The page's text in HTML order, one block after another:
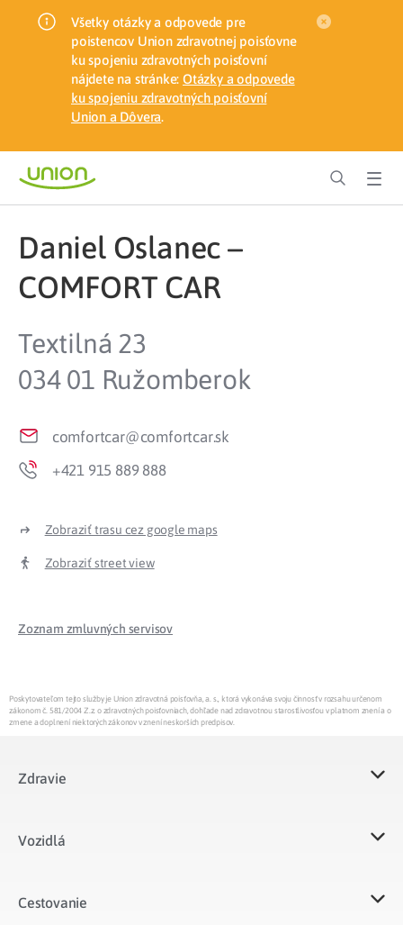
Všetky otázky a odpovede pre
poistencov Union zdravotnej poisťovne
ku spojeniu zdravotných poisťovní
nájdete na stránke: Otázky a odpovede
ku spojeniu zdravotných poisťovní
Union a Dôvera.
Daniel Oslanec –
COMFORT CAR
Textilná 23
034 01 Ružomberok
comfortcar@comfortcar.sk
+421 915 889 888
Zobraziť trasu cez google maps
Zobraziť street view
Zoznam zmluvných servisov
Poskytovateľom tejto služby je Union zdravotná poisťovňa, a. s., ktorá vykonáva svoju činnosť v rozsahu určenom
zákonom č. 581/2004 Z.z. o zdravotných poisťovniach, dohľade nad zdravotnou starostlivosťou v platnom znení a o
zmene a doplnení niektorých zákonov v znení neskorších predpisov.
Zdravie
Vozidlá​
Cestovanie